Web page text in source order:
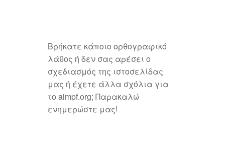
Βρήκατε κάποιο ορθογραφικό
λάθος ή δεν σας αρέσει ο
σχεδιασμός της ιστοσελίδας
μας ή έχετε άλλα σχόλια για
το aimpf.org; Παρακαλώ
ενημερώστε μας!